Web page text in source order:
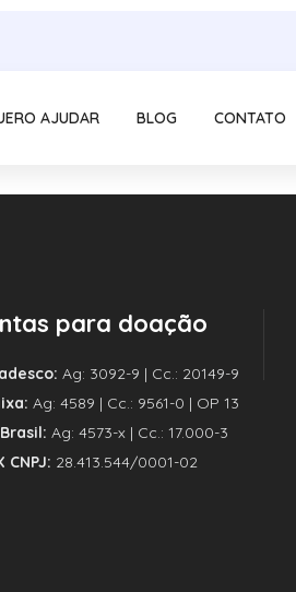
AJUDAR BLOG CONTATO
para doação
Ag: 3092-9 | Cc.: 20149-9
Ag: 4589 | Cc.: 9561-0 | OP 13
Ag: 4573-x | Cc.: 17.000-3
CNPJ: 28.413.544/0001-02